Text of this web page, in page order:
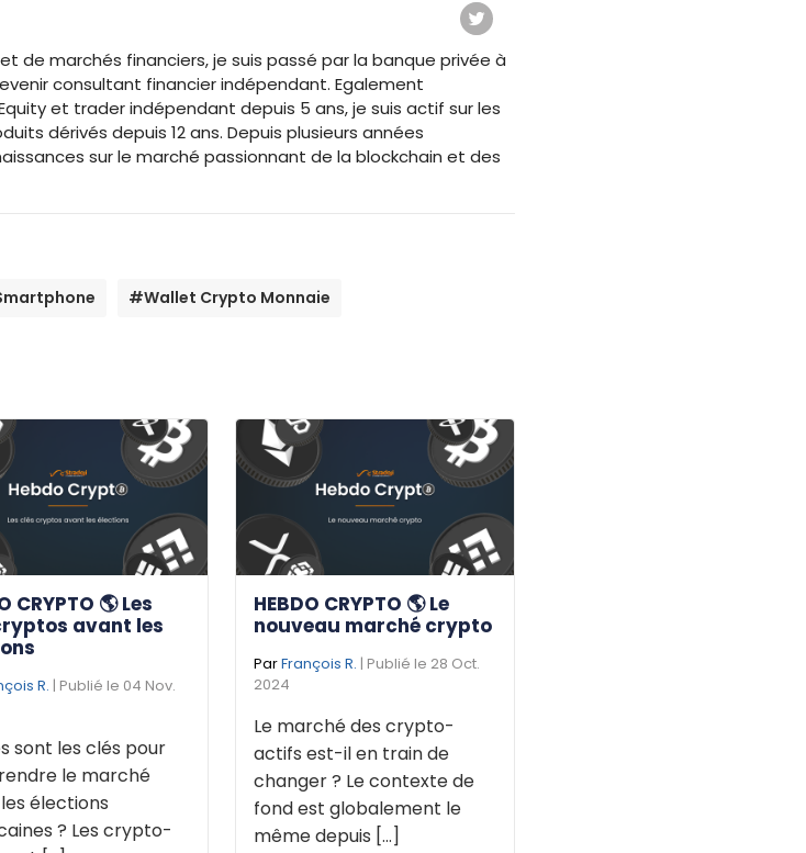
de marchés financiers, je suis passé par la banque privée à
consultant financier indépendant. Egalement
et trader indépendant depuis 5 ans, je suis actif sur les
dérivés depuis 12 ans. Depuis plusieurs années
sur le marché passionnant de la blockchain et des
#Wallet Crypto Monnaie
CRYPTO 🌎 Les
avant les
R. | Publié le 04 Nov.
sont les clés pour
le marché
élections
? Les crypto-
HEBDO CRYPTO 🌎 Le
nouveau marché crypto
ParFrançois R. | Publié le 28 Oct.
2024
Le marché des crypto-
actifs est-il en train de
changer ? Le contexte de
fond est globalement le
même depuis [...]